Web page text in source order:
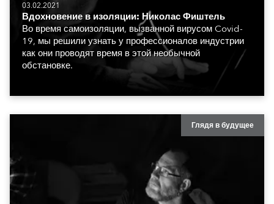
03.02.2021
Вдохновение в изоляции: Николас Фиштель
Во время самоизоляции, вызванной вирусом Covid-
19, мы решили узнать у профессионалов индустрии
как они проводят время в этой необычной
обстановке.
Глядя в будущее